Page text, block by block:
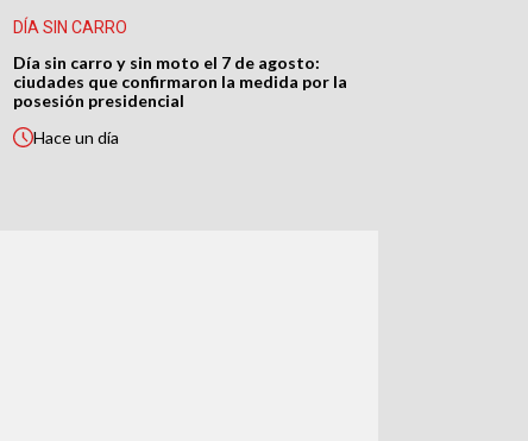
DÍA SIN CARRO
Día sin carro y sin moto el 7 de agosto:
ciudades que confirmaron la medida por la
posesión presidencial
Haceun día